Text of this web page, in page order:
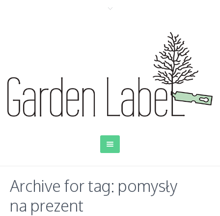
Archive for tag: pomysły
na prezent